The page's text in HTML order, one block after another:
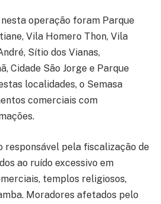
operação foram Parque
Vila Homero Thon, Vila
Sítio dos Vianas,
Cidade São Jorge e Parque
localidades, o Semasa
comerciais com
responsável pela fiscalização de
ao ruído excessivo em
templos religiosos,
Moradores afetados pelo